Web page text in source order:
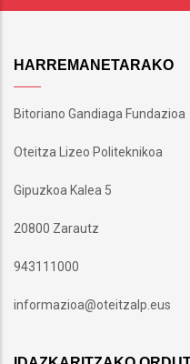
HARREMANETARAKO
Bitoriano Gandiaga Fundazioa
Oteitza Lizeo Politeknikoa
Gipuzkoa Kalea 5
20800 Zarautz
943111000
informazioa@oteitzalp.eus